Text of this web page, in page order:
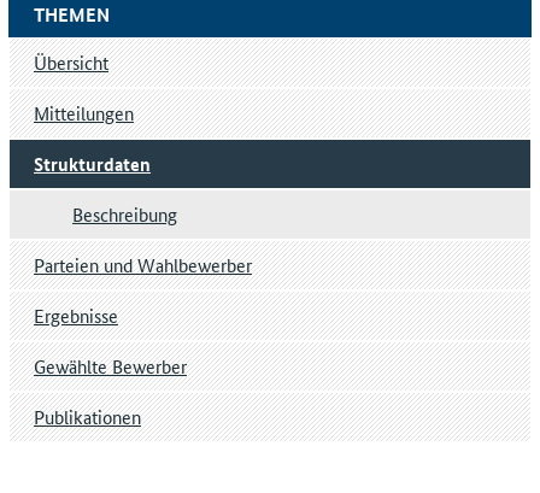
THEMEN
Übersicht
Mitteilungen
Strukturdaten
Beschreibung
Parteien und Wahlbewerber
Ergebnisse
Gewählte Bewerber
Publikationen